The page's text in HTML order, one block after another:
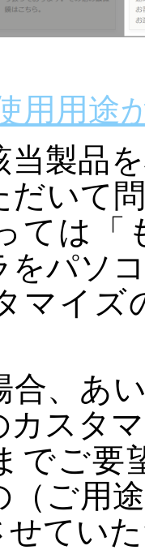
用用途
当製品
だいて
ては「
をパソ
マイズ
合、あ
カスタ
でご要
（ご用
せてい